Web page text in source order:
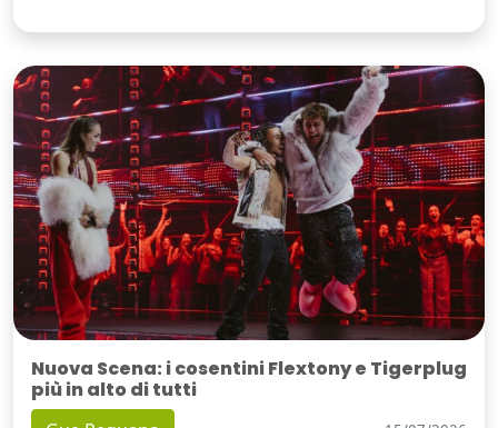
Nuova Scena: i cosentini Flextony e Tigerplug
più in alto di tutti